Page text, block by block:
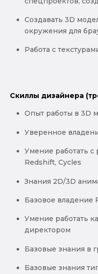
Создавать 3D
окружения для
Работа с
Скиллы дизайнера
Опыт работы в 3D
Уверенное
Умение работать
Redshift, Cycles
Знания 2D/3D
Базовое владение
Умение работать
директором
Базовые знания в
Базовые знания